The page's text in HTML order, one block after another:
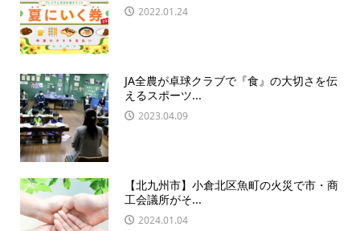
2022.01.24
JA全農が卓球クラブで『食』の大切さを伝
えるスポーツ...
2023.04.09
【北九州市】小倉北区魚町の火災で市・商
工会議所がそ...
2024.01.04